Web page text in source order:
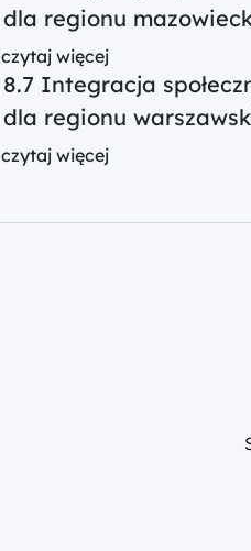
dla regionu
czytaj więcej
8.7 Integracja
dla regionu
czytaj więcej